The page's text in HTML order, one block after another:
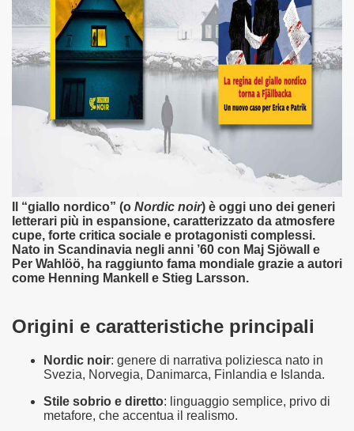
Il “giallo nordico” (o Nordic noir) è oggi uno dei generi
letterari più in espansione, caratterizzato da atmosfere
cupe, forte critica sociale e protagonisti complessi.
Nato in Scandinavia negli anni ’60 con Maj Sjöwall e
Per Wahlöö, ha raggiunto fama mondiale grazie a autori
come Henning Mankell e Stieg Larsson.
Origini e caratteristiche principali
Nordic noir: genere di narrativa poliziesca nato in
Svezia, Norvegia, Danimarca, Finlandia e Islanda.
Stile sobrio e diretto: linguaggio semplice, privo di
metafore, che accentua il realismo.
non piu esordiente, bensi ampiamente radicato nel
l'esordio enigmatico e avvincente di Marcello
Se Ti Piacciono nel mese di Aprile 2013.
di quella che dovrebbe essere la quadrilogia di Carlos
lingue, le sue opere hanno conquistato milioni di
di vendite, Il cacciatore di aquiloni.
di Jeffery Deaver dedicato al criminologo tetraplegico
atipico, un viaggio interiore di Isabel Allende
di maggior successo al mondo.
risiede quasi esclusivamente nella sua enorme
Se Ti Piacciono nel mese di Maggio 2013.
minacce e la vita sotto scorta.